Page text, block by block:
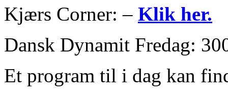
Kjærs Corner: – Klik her.
Dansk Dynamit Fredag:
Et program til i dag kan